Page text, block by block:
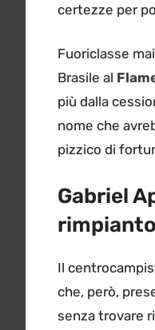
certezze per
Fuoriclasse
Brasile al
più dalla
nome che
pizzico di
Gabriel
Il
che, però,
senza trovare